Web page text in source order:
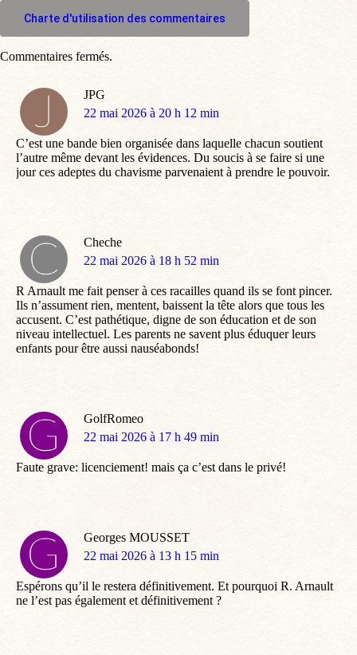
Charte d'utilisation des commentaires
JPG
dit
22 mai 2026 à 20 h 12 min
C’est une bande bien organisée dans laquelle chacun soutient
l’autre même devant les évidences. Du soucis à se faire si une
jour ces adeptes du chavisme parvenaient à prendre le pouvoir.
Cheche
dit
22 mai 2026 à 18 h 52 min
R Arnault me fait penser à ces racailles quand ils se font pincer.
Ils n’assument rien, mentent, baissent la tête alors que tous les
accusent. C’est pathétique, digne de son éducation et de son
niveau intellectuel. Les parents ne savent plus éduquer leurs
enfants pour être aussi nauséabonds!
GolfRomeo
dit
22 mai 2026 à 17 h 49 min
Faute grave: licenciement! mais ça c’est dans le privé!
Georges MOUSSET
dit
22 mai 2026 à 13 h 15 min
Espérons qu’il le restera définitivement. Et pourquoi R. Arnault
ne l’est pas également et définitivement ?
Commentaires fermés.